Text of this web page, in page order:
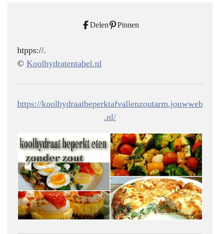
Delen Pinnen
htpps://.
© Koolhydratentabel.nl
https://koolhydraatbeperktafvallenzoutarm.jouwweb
.nl/